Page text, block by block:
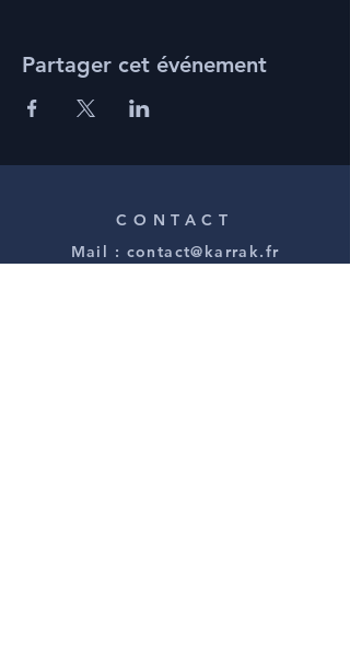
Partager cet événement
CONTACT
Mail : contact@karrak.fr